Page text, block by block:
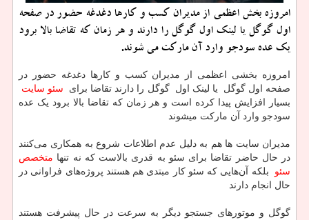
امروزه بخش اعظمی از مدیران كسب و كارها دغدغه حضور در صفحه
اول گوگل یا لینك اول گوگل را دارند و هر زمان كه تقاضا بالا برود
یك عده سودجو وارد آن ماركت می شوند.
امروزه بخشی اعظمی از مدیران کسب و کارها دغدغه حضور در
صفحه اول گوگل یا لینک اول گوگل را دارند تقاضا برای سئو سایت
بسیار افزایش پیدا کرده است و هر زمان که تقاضا بالا برود یک عده
سودجو وارد آن مارکت میشوند
مدیران سایت ها هم به دلیل عدم اطلاعات شروع به همکاری می‌کنند
در حال حاضر تقاضا برای سئو به قدری بالاست که نه تنها متخصص
سئو بلکه آن‌هایی که سئو کار مبتدی هم هستند پروژه‌های فراوانی در
حال انجام دارند
گوگل و موتورهای جستجو دیگر به سرعت در حال پیشرفت هستند